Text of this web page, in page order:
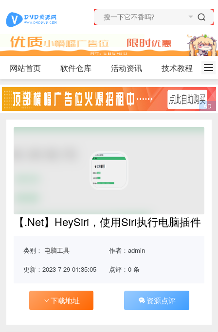
网站首页 软件仓库 活动资讯 技术教程
【.Net】HeySiri，使用Siri执行电脑插件
类别： 电脑工具 作者：admin
更新：2023-7-29 01:35:05 点评：0 条
下载地址 资源点评